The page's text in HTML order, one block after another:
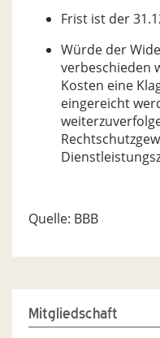
Frist ist der
Würde der
verbeschieden
Kosten eine
eingereicht
Quelle: BBB
Mitgliedschaft